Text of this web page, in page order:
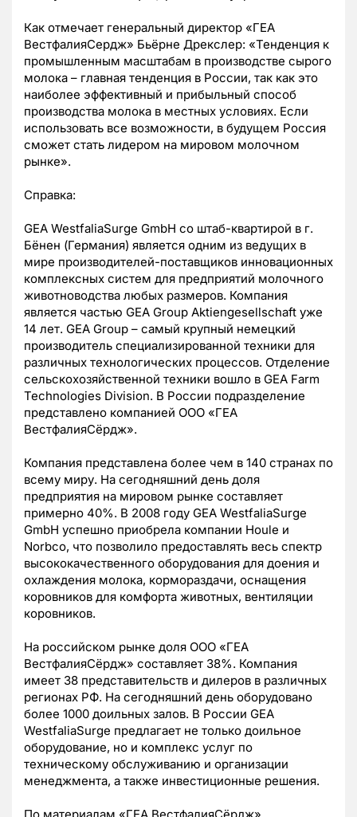
Как отмечает генеральный директор «ГЕА
ВестфалияСердж» Бьёрне Дрекслер: «Тенденция к
промышленным масштабам в производстве сырого
молока – главная тенденция в России, так как это
наиболее эффективный и прибыльный способ
производства молока в местных условиях. Если
использовать все возможности, в будущем Россия
сможет стать лидером на мировом молочном
рынке».
Справка:
GEA WestfaliaSurge GmbH со штаб-квартирой в г.
Бёнен (Германия) является одним из ведущих в
мире производителей-поставщиков инновационных
комплексных систем для предприятий молочного
животноводства любых размеров. Компания
является частью GEA Group Aktiengesellschaft уже
14 лет. GEA Group – самый крупный немецкий
производитель специализированной техники для
различных технологических процессов. Отделение
сельскохозяйственной техники вошло в GEA Farm
Technologies Division. В России подразделение
представлено компанией ООО «ГЕА
ВестфалияСёрдж».
Компания представлена более чем в 140 странах по
всему миру. На сегодняшний день доля
предприятия на мировом рынке составляет
примерно 40%. В 2008 году GEA WestfaliaSurge
GmbH успешно приобрела компании Houle и
Norbco, что позволило предоставлять весь спектр
высококачественного оборудования для доения и
охлаждения молока, кормораздачи, оснащения
коровников для комфорта животных, вентиляции
коровников.
На российском рынке доля ООО «ГЕА
ВестфалияСёрдж» составляет 38%. Компания
имеет 38 представительств и дилеров в различных
регионах РФ. На сегодняшний день оборудовано
более 1000 доильных залов. В России GEA
WestfaliaSurge предлагает не только доильное
оборудование, но и комплекс услуг по
техническому обслуживанию и организации
менеджмента, а также инвестиционные решения.